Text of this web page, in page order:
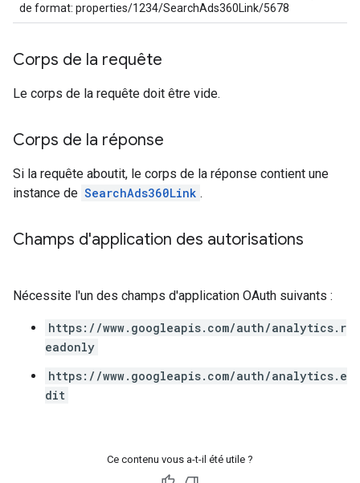
de format: properties/1234/SearchAds360Link/5678
Corps de la requête
Le corps de la requête doit être vide.
Corps de la réponse
Si la requête aboutit, le corps de la réponse contient une
instance de SearchAds360Link .
Champs d'application des autorisations
Nécessite l'un des champs d'application OAuth suivants :
https://www.googleapis.com/auth/analytics.r
eadonly
https://www.googleapis.com/auth/analytics.e
dit
Ce contenu vous a-t-il été utile ?